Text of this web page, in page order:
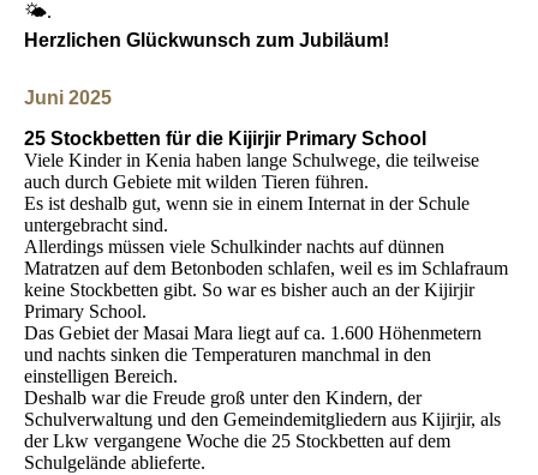
🌤.
Herzlichen Glückwunsch zum Jubiläum!
Juni 2025
25 Stockbetten für die Kijirjir Primary School
Viele Kinder in Kenia haben lange Schulwege, die teilweise
auch durch Gebiete mit wilden Tieren führen.
Es ist deshalb gut, wenn sie in einem Internat in der Schule
untergebracht sind.
Allerdings müssen viele Schulkinder nachts auf dünnen
Matratzen auf dem Betonboden schlafen, weil es im Schlafraum
keine Stockbetten gibt. So war es bisher auch an der Kijirjir
Primary School.
Das Gebiet der Masai Mara liegt auf ca. 1.600 Höhenmetern
und nachts sinken die Temperaturen manchmal in den
einstelligen Bereich.
Deshalb war die Freude groß unter den Kindern, der
Schulverwaltung und den Gemeindemitgliedern aus Kijirjir, als
der Lkw vergangene Woche die 25 Stockbetten auf dem
Schulgelände ablieferte.